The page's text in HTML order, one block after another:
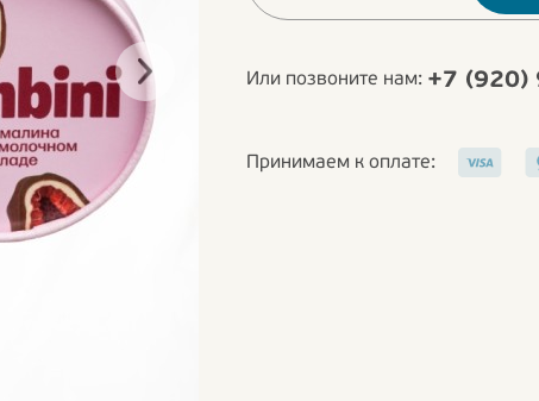
Или позвоните нам: +7 (920)
Принимаем к оплате: